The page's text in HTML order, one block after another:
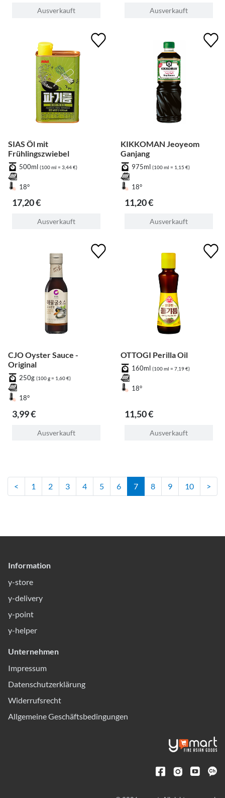
Ausverkauft Ausverkauft
SIAS Öl mit
Frühlingszwiebel
500ml (100 ml = 3,44 €)
18°
17,20 €
Ausverkauft
KIKKOMAN Jeoyeom
Ganjang
975ml (100 ml = 1,15 €)
18°
11,20 €
Ausverkauft
CJO Oyster Sauce -
Original
250g (100 g = 1,60 €)
18°
3,99 €
Ausverkauft
OTTOGI Perilla Oil
160ml (100 ml = 7,19 €)
18°
11,50 €
Ausverkauft
< 1 2 3 4 5 6 7 8 9 10 >
Information
y-store
y-delivery
y-point
y-helper
Unternehmen
Impressum
Datenschutzerklärung
Widerrufsrecht
Allgemeine Geschäftsbedingungen